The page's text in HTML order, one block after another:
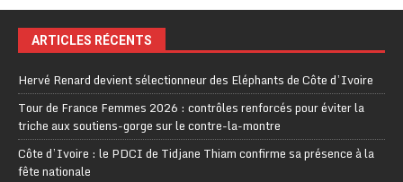
ARTICLES RÉCENTS
Hervé Renard devient sélectionneur des Eléphants de Côte d’Ivoire
Tour de France Femmes 2026 : contrôles renforcés pour éviter la
triche aux soutiens-gorge sur le contre-la-montre
Côte d’Ivoire : le PDCI de Tidjane Thiam confirme sa présence à la
fête nationale